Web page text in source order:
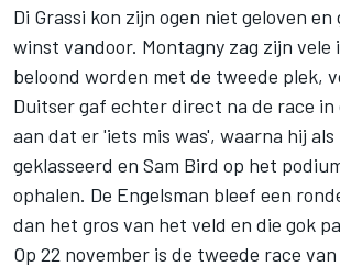
Di Grassi kon zijn ogen niet geloven en
winst vandoor. Montagny zag zijn vele
beloond worden met de tweede plek,
Duitser gaf echter direct na de race
aan dat er 'iets mis was', waarna hij
geklasseerd en Sam Bird op het
ophalen. De Engelsman bleef een
dan het gros van het veld en die gok
Op 22 november is de tweede race